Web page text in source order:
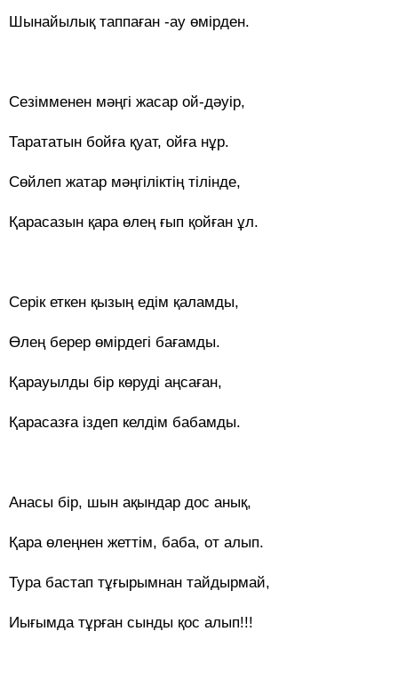
Шынайылық таппаған -ау өмірден.
Сезімменен мәңгі жасар ой-дәуір,
Тарататын бойға қуат, ойға нұр.
Сөйлеп жатар мәңгіліктің тілінде,
Қарасазын қара өлең ғып қойған ұл.
Серік еткен қызың едім қаламды,
Өлең берер өмірдегі бағамды.
Қарауылды бір көруді аңсаған,
Қарасазға іздеп келдім бабамды.
Анасы бір, шын ақындар дос анық,
Қара өлеңнен жеттім, баба, от алып.
Тура бастап тұғырымнан тайдырмай,
Иығымда тұрған сынды қос алып!!!